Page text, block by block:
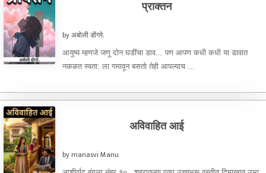
प्राक्तन
by अबोली डोंगरे.
आयुष्य म्हणजे जणू दोन घडींचा डाव... पण आपण कधी कधी या डावात
नकळत स्वता: ला गमावून बसतो तेही आपल्याच ...
अविवाहित आई
by manasvi Manu